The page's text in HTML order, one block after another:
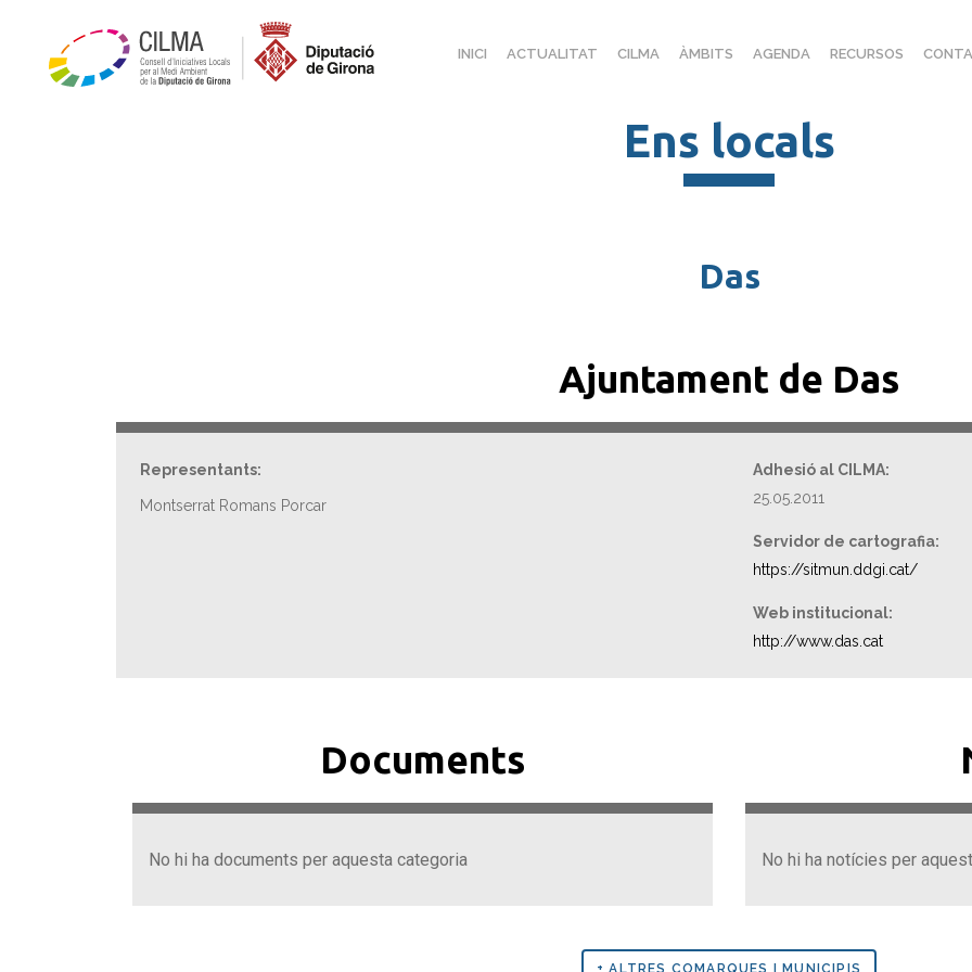
INICI ACTUALITAT CILMA ÀMBITS AGENDA RECURSOS
Ens locals
Das
Ajuntament de Das
Representants:
Montserrat Romans Porcar
Adhesió al CILMA:
25.05.2011
Servidor de cartografia:
https://sitmun.ddgi.cat/
Web institucional:
http://www.das.cat
Documents
No hi ha documents per aquesta categoria No hi ha notícies per
+ ALTRES COMARQUES I MUNICIPIS